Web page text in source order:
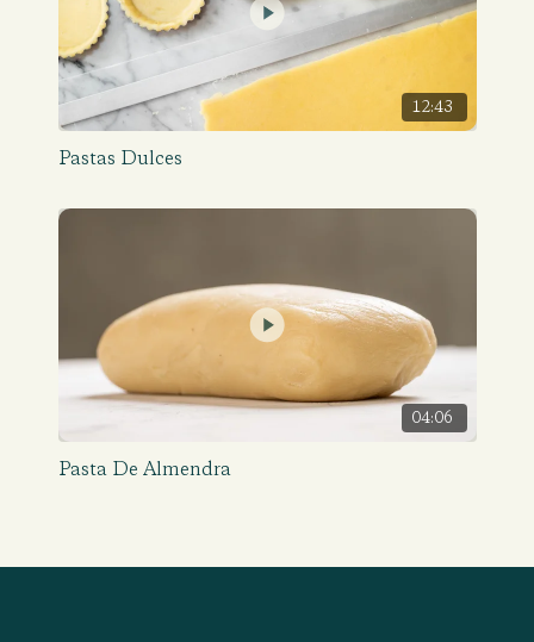
12:43
Pastas Dulces
04:06
Pasta De Almendra